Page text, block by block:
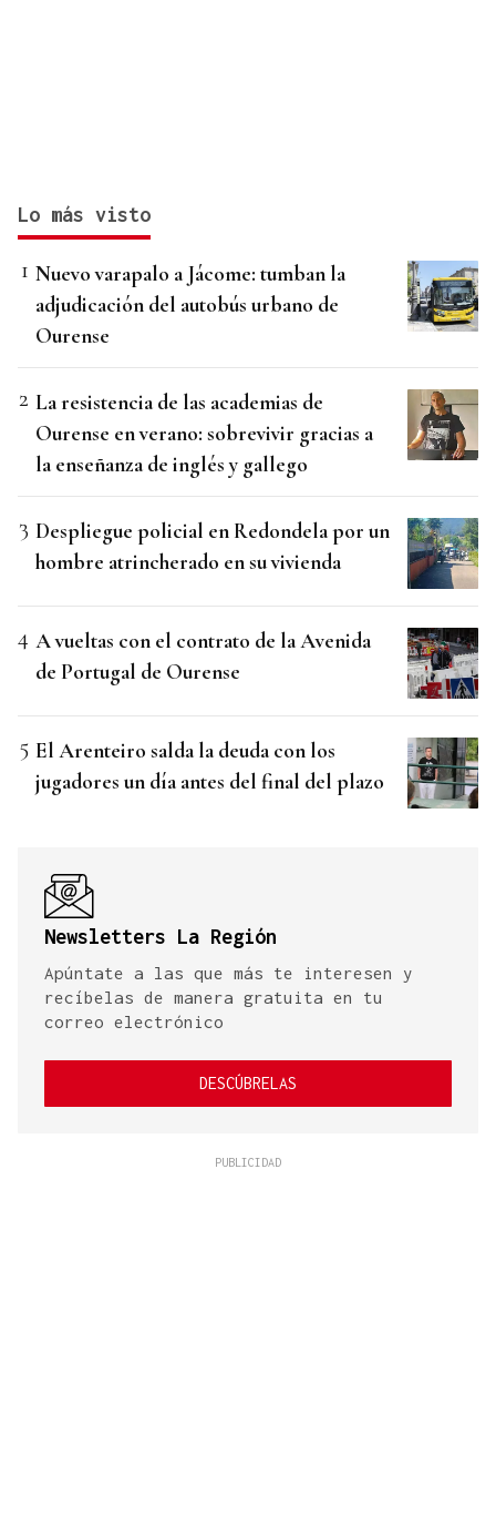
Lo más visto
Nuevo varapalo a Jácome: tumban la
adjudicación del autobús urbano de
Ourense
La resistencia de las academias de
Ourense en verano: sobrevivir gracias a
la enseñanza de inglés y gallego
Despliegue policial en Redondela por un
hombre atrincherado en su vivienda
A vueltas con el contrato de la Avenida
de Portugal de Ourense
El Arenteiro salda la deuda con los
jugadores un día antes del final del plazo
Newsletters La Región
Apúntate a las que más te interesen y
recíbelas de manera gratuita en tu
correo electrónico
DESCÚBRELAS